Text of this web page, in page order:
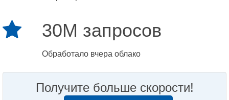
30M запросов
Обработало вчера облако
Получите больше скорости!